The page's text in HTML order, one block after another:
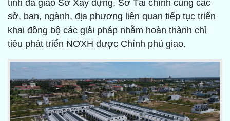
tỉnh đã giao Sở Xây dựng, Sở Tài chính cùng các
sở, ban, ngành, địa phương liên quan tiếp tục triển
khai đồng bộ các giải pháp nhằm hoàn thành chỉ
tiêu phát triển NƠXH được Chính phủ giao.